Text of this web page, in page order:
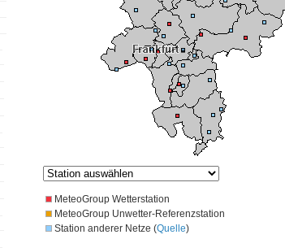
MeteoGroup Wetterstation
MeteoGroup Unwetter-Referenzstation
Station anderer Netze (Quelle)